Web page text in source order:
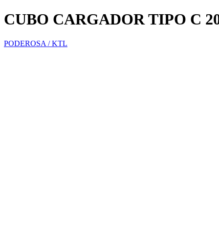
CUBO CARGADOR TIPO C
PODEROSA / KTL